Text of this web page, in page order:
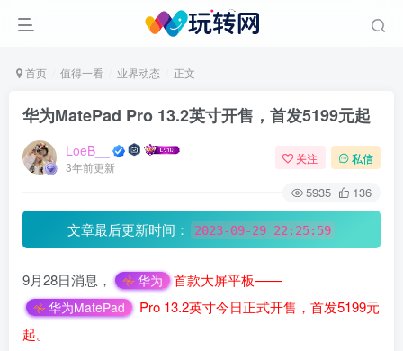
首页 值得一看 业界动态 正文
华为MatePad Pro 13.2英寸开售，首发5199元起
LoeB__
3年前更新
关注 私信
5935 136
文章最后更新时间： 2023-09-29 22:25:59
9月28日消息， 华为 首款大屏平板——
华为MatePad
Pro 13.2英寸今日正式开售，首发5199元
起。